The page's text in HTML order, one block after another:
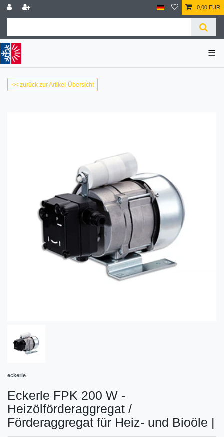
0,00 EUR
☰
<< zurück zur Artikel-Übersicht
eckerle
Eckerle FPK 200 W -
Heizölförderaggregat /
Förderaggregat für Heiz- und Bioöle |